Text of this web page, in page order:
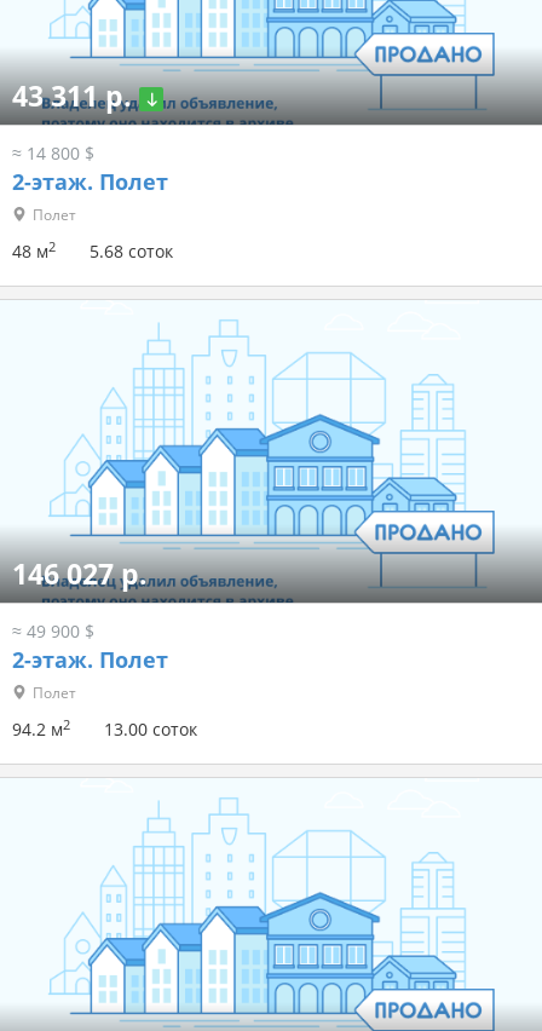
43 311 р.
≈ 14 800 $
2-этаж. Полет
Полет
48 м2 5.68 соток
146 027 р.
≈ 49 900 $
2-этаж. Полет
Полет
94.2 м2 13.00 соток